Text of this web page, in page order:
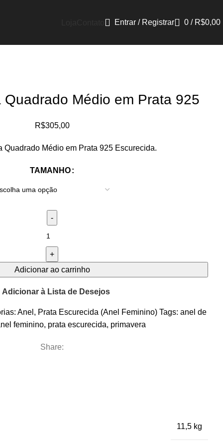
Entrar / Registrar 0 / R$0,00
Quadrado Médio em Prata 925
R$305,00
Quadrado Médio em Prata 925 Escurecida.
TAMANHO
Adicionar ao carrinho
Adicionar à Lista de Desejos
Anel , Prata Escurecida (Anel Feminino) Tags: anel de
feminino, prata escurecida, primavera
Share:
11,5 kg